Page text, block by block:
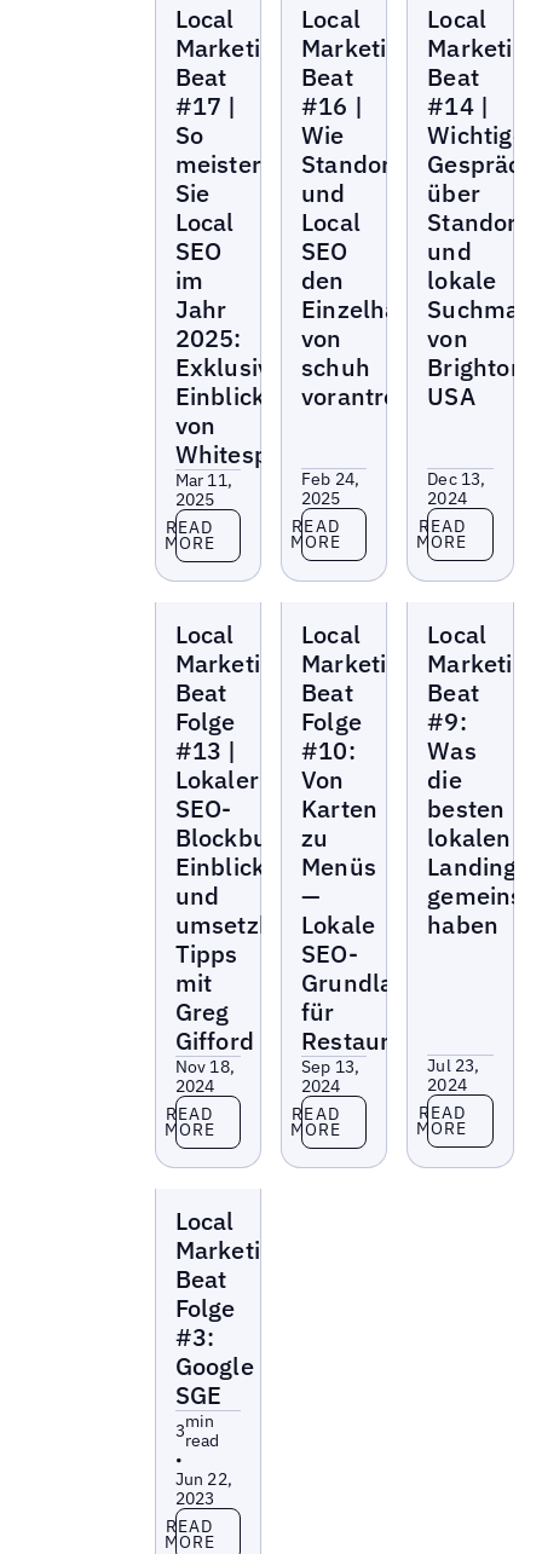
Marketing
Beat
Local
Marketing
Beat
#17 |
So
meistern
Sie
Local
SEO
im
Jahr
2025:
Exklusive
Einblicke
von
Whitespark
Mar 11,
2025
Read more
READ
MORE
Marketing
Beat
Local
Marketing
Beat
#16 |
Wie
Standortmarketing
und
Local
SEO
den
Einzelhandelserfolg
von
schuh
vorantreiben
Feb 24,
2025
Read more
READ
MORE
Marketing
Beat
Local
Marketing
Beat
#14 |
Wichtige
über
und
lokale
von
USA
Dec 13,
2024
Read more
READ
MORE
Marketing
Beat
Local
Marketing
Beat
Folge
#13 |
Lokaler
SEO-
Blockbuster:
Einblicke
und
umsetzbare
Tipps
mit
Greg
Gifford
Nov 18,
2024
Read more
READ
MORE
Marketing
Beat
Local
Marketing
Beat
Folge
#10:
Von
Karten
zu
Menüs
—
Lokale
SEO-
Grundlagen
für
Restaurants
Sep 13,
2024
Read more
READ
MORE
Marketing
Beat
Local
Marketing
Beat
#9:
Was
die
besten
lokalen
haben
Jul 23,
2024
Read more
READ
MORE
Marketing
Beat
Local
Marketing
Beat
Folge
#3:
Google
SGE
3min
read
•
Jun 22,
2023
Read more
READ
MORE